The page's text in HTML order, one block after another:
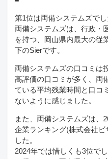
第1位は両備システムズでし
両備システムズは、行政・
を持つ、岡山県内最大の従
下のSierです。
両備システムズの口コミは
高評価の口コミが多く、両
ている平均残業時間と口コ
ないように感じました。
また、両備システムズは、
企業ランキング(株式会社
した。
2024年では惜しくも3位で